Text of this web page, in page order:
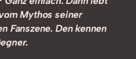
Mythos seiner
Fanszene. Den kennen